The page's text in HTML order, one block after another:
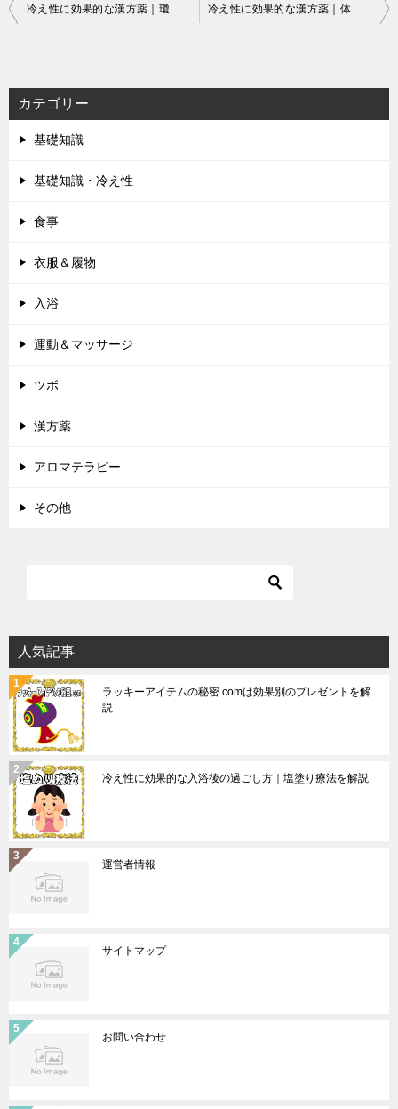
投
ビ
ゲ
ー
シ
カテゴリー
基礎知識
基礎知識・冷え性
食事
衣服＆履物
入浴
運動＆マッサージ
ツボ
漢方薬
アロマテラピー
その他
人気記事
ラッキーアイテムの秘密.comは効果別のプレゼントを解
説
冷え性に効果的な入浴後の過ごし方｜塩塗り療法を解説
運営者情報
サイトマップ
お問い合わせ